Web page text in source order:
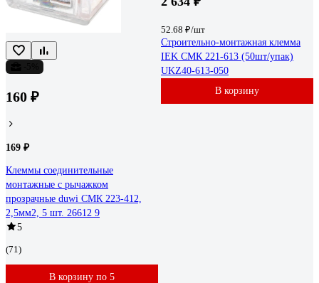
160 ₽
169 ₽
Клеммы соединительные
монтажные с рычажком
прозрачные duwi СМК 223-412,
2,5мм2, 5 шт. 26612 9
5
(71)
В корзину по 5
52.68 ₽/шт
Строительно-монтажная клемма
IEK СМК 221-613 (50шт/упак)
UKZ40-613-050
В корзину